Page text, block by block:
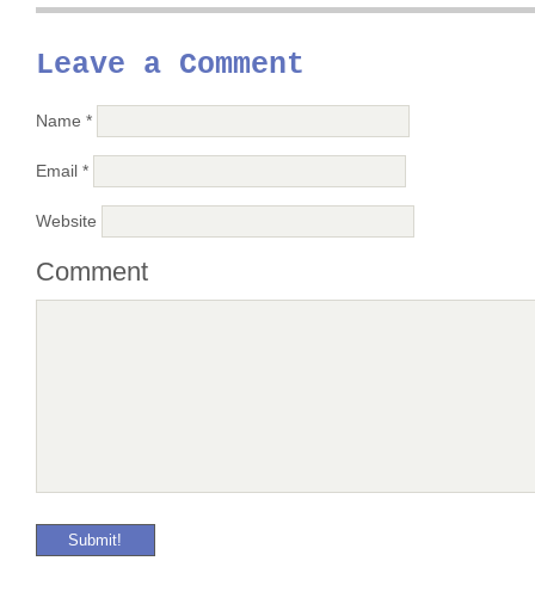
Leave a Comment
Name *
Email *
Website
Comment